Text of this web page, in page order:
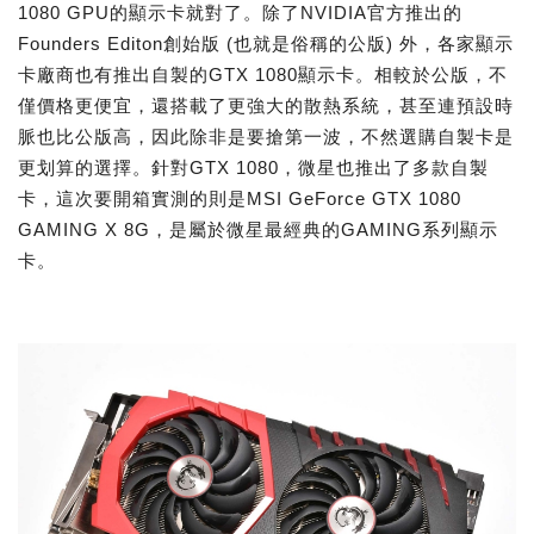
1080 GPU的顯示卡就對了。除了NVIDIA官方推出的
Founders Editon創始版 (也就是俗稱的公版) 外，各家顯示
卡廠商也有推出自製的GTX 1080顯示卡。相較於公版，不
僅價格更便宜，還搭載了更強大的散熱系統，甚至連預設時
脈也比公版高，因此除非是要搶第一波，不然選購自製卡是
更划算的選擇。針對GTX 1080，微星也推出了多款自製
卡，這次要開箱實測的則是MSI GeForce GTX 1080
GAMING X 8G，是屬於微星最經典的GAMING系列顯示
卡。